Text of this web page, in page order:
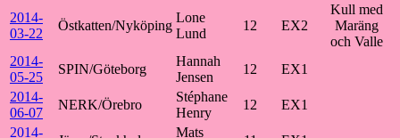
2014-
03-22
Östkatten/Nyköping
Lone
Lund
12 EX2
Kull med
Maräng
och Valle
2014-
05-25
SPIN/Göteborg
Hannah
Jensen
12
EX1
2014-
06-07
NERK/Örebro
Stéphane
Henry
12
EX1
2014-
Mats